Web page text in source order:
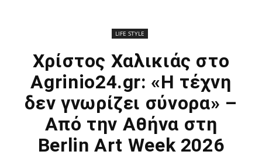
LIFE STYLE
Χρίστος Χαλικιάς στο
Agrinio24.gr: «Η τέχνη
δεν γνωρίζει σύνορα» –
Από την Αθήνα στη
Berlin Art Week 2026